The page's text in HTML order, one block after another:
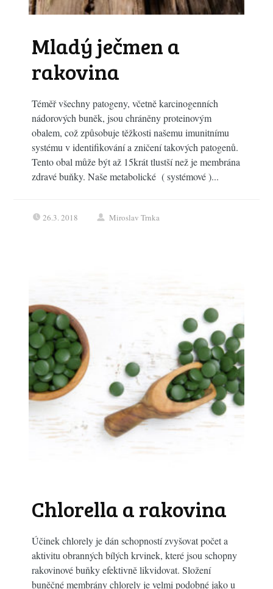
Mladý ječmen a
rakovina
Téměř všechny patogeny, včetně karcinogenních
nádorových buněk, jsou chráněny proteinovým
obalem, což způsobuje těžkosti našemu imunitnímu
systému v identifikování a zničení takových patogenů.
Tento obal může být až 15krát tlustší než je membrána
zdravé buňky. Naše metabolické ( systémové )...
26.3. 2018 Miroslav Trnka
Chlorella a rakovina
Účinek chlorely je dán schopností zvyšovat počet a
aktivitu obranných bílých krvinek, které jsou schopny
rakovinové buňky efektivně likvidovat. Složení
buněčné membrány chlorely je velmi podobné jako u